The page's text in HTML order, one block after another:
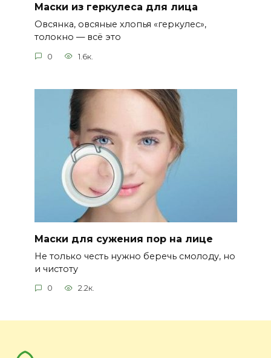
Маски из геркулеса для лица
Овсянка, овсяные хлопья «геркулес»,
толокно — всё это
0 1.6к.
Маски для сужения пор на лице
Не только честь нужно беречь смолоду, но
и чистоту
0 2.2к.